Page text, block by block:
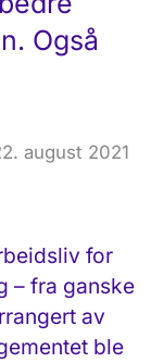
Også
august 2021
for
– fra ganske
av
ble